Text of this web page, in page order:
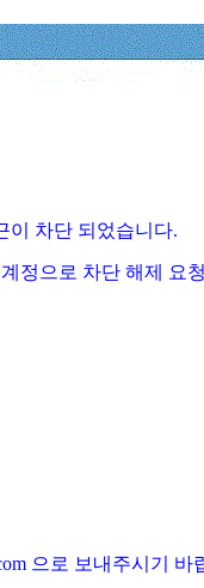
이 차단 되었습니다.
정으로 차단 해제 요
으로 보내주시기 바